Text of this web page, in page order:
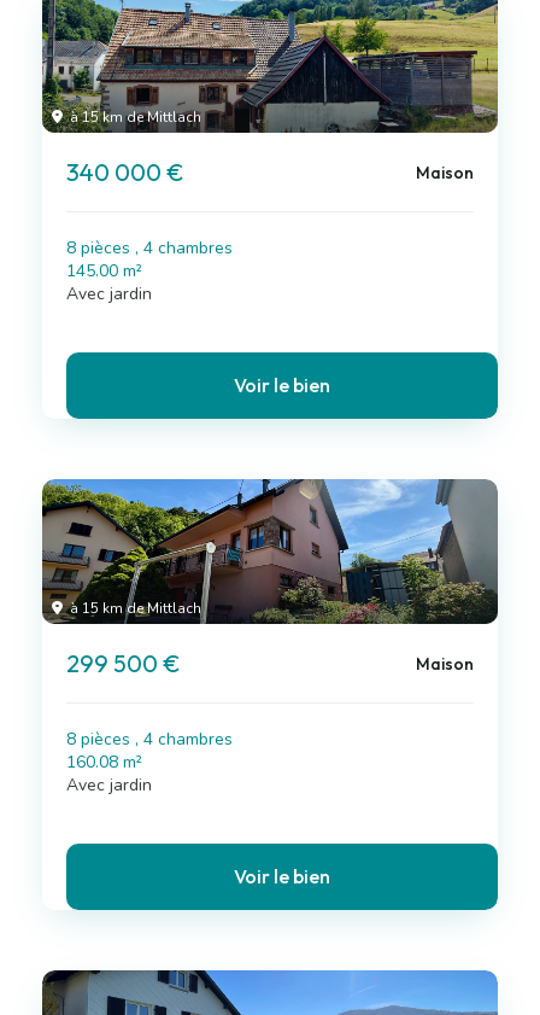
à 15 km de Mittlach
340 000 € Maison
8 pièces , 4 chambres
145.00 m²
Avec jardin
Voir le bien
à 15 km de Mittlach
299 500 € Maison
8 pièces , 4 chambres
160.08 m²
Avec jardin
Voir le bien